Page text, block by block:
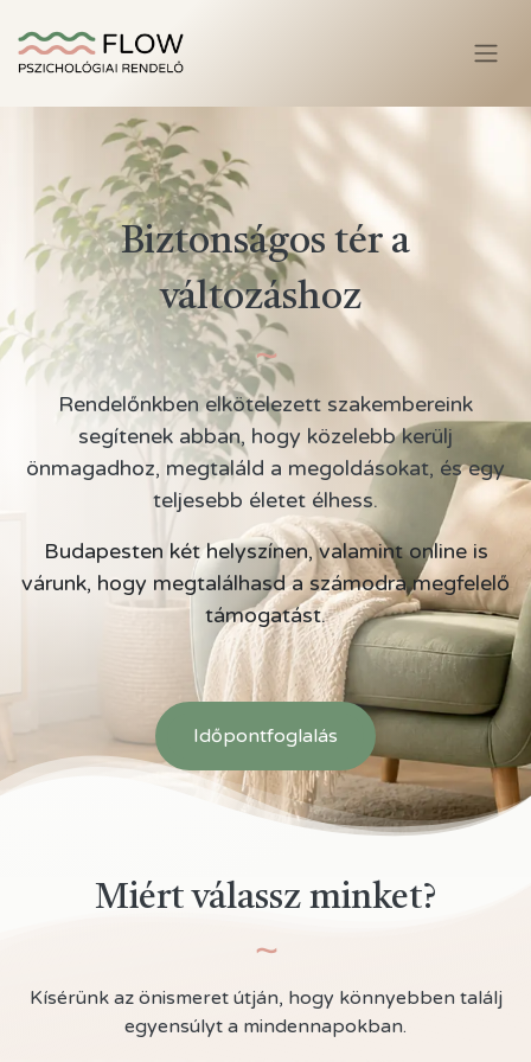
Biztonságos tér a
változáshoz
~
Rendelőnkben elkötelezett szakembereink
segítenek abban, hogy közelebb kerülj
önmagadhoz, megtaláld a megoldásokat, és egy
teljesebb életet élhess.
Budapesten két helyszínen, valamint online is
várunk, hogy megtalálhasd a számodra megfelelő
támogatást.
Időpontfoglalás
Miért válassz minket?
~
Kísérünk az önismeret útján, hogy könnyebben találj
egyensúlyt a mindennapokban.